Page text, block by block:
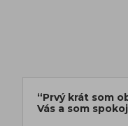
“Prvý krát som
Vás a som